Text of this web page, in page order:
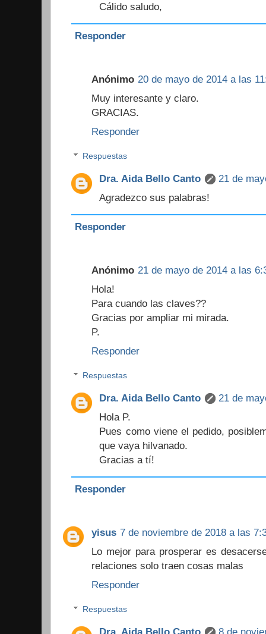
Cálido saludo,
Responder
Anónimo 20 de mayo de 2014 a las
Muy interesante y claro.
GRACIAS.
Responder
Respuestas
Dra. Aida Bello Canto
21 de
Agradezco sus palabras!
Responder
Anónimo 21 de mayo de 2014 a las
Hola!
Para cuando las claves??
Gracias por ampliar mi mirada.
P.
Responder
Respuestas
Dra. Aida Bello Canto
21 de
Hola P.
Pues como viene el pedido,
que vaya hilvanado.
Gracias a tí!
Responder
yisus 7 de noviembre de 2018 a las
Lo mejor para prosperar es
relaciones solo traen cosas malas
Responder
Respuestas
Dra. Aida Bello Canto 8 de